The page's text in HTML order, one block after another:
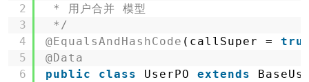
2
3
4
5
6
* 用户合并 模型
*/
@EqualsAndHashCode (callSuper =
@Data
public
class UserPO extends